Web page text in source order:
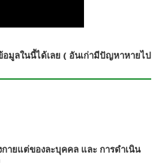
มูลในนี้ได้เลย ( อันเก่ามีปัญหาหายไป
ายแต่ของละบุคคล และ การดำเนิน